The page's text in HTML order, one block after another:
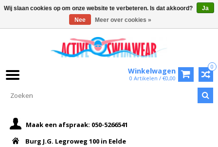
0
Winkelwagen
0 Artikelen / €0,00
Maak een afspraak: 050-5266541
Burg J.G. Legroweg 100 in Eelde
Wij slaan cookies op om onze website te verbeteren. Is dat akkoord?
Ja
Nee
Meer over cookies »